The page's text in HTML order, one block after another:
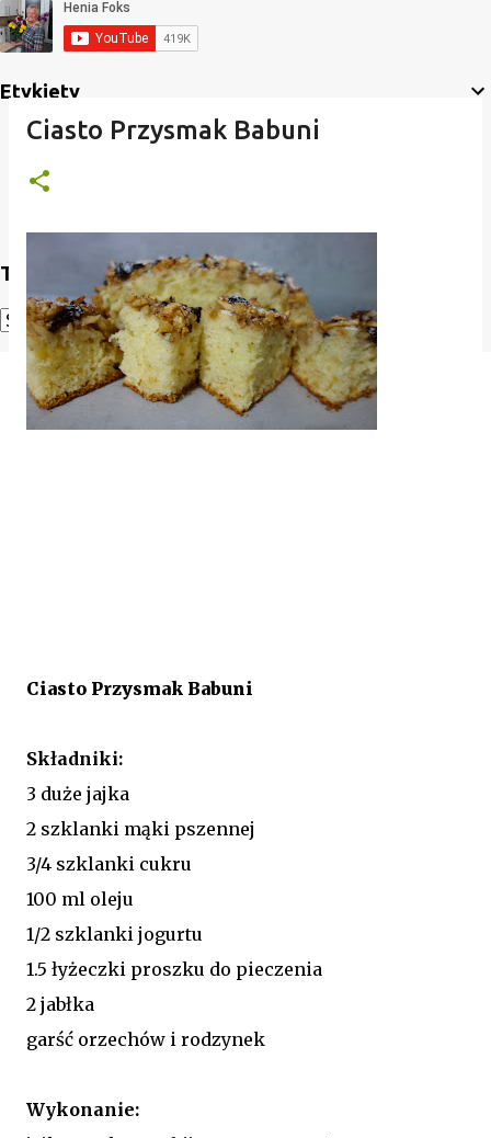
Etykiety
Translate
Powered by Translate
Ciasto Przysmak Babuni
Ciasto Przysmak Babuni
Składniki:
3 duże jajka
2 szklanki mąki pszennej
3/4 szklanki cukru
100 ml oleju
1/2 szklanki jogurtu
1.5 łyżeczki proszku do pieczenia
2 jabłka
garść orzechów i rodzynek
Wykonanie: